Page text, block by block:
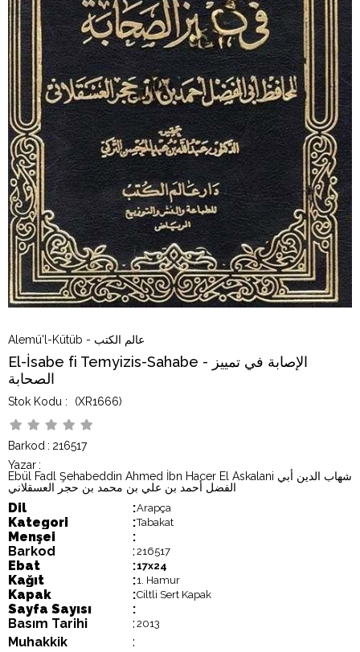
Alemü'l-Kütüb - عالم الكتب
El-İsabe fi Temyizis-Sahabe - الإصابة في تمييز
الصحابة
(XR1666)
Barkod : 216517
Yazar :
Ebül Fadl Şehabeddin Ahmed İbn Hacer El Askalani شهاب الدين أبي
الفضل أحمد بن علي بن محمد بن حجر العسقلاني
Dil :Arapça
Kategori :Tabakat
Menşei
:
Barkod
: 216517
Ebat :17x24
Kağıt :1. Hamur
Kapak :Ciltli Sert Kapak
Sayfa Sayısı
:
Basım Tarihi
: 2013
Muhakkik
: